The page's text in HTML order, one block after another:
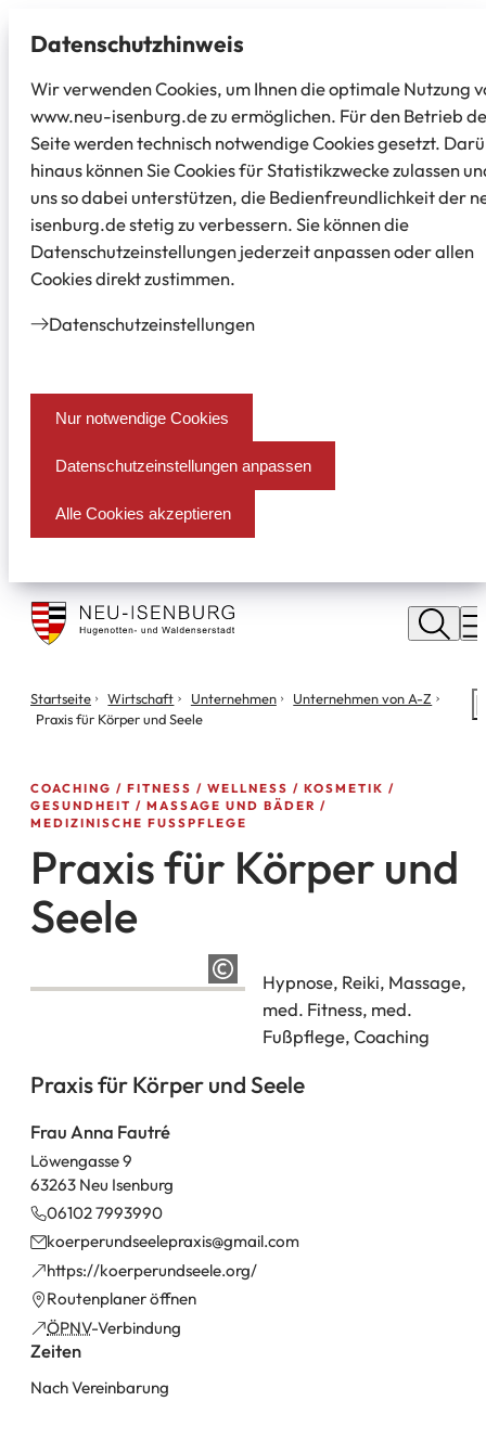
Datenschutz­hinweis
Wir verwenden Cookies, um Ihnen die optimale Nutzung
www.neu-isenburg.de zu ermöglichen. Für den Betrieb
Seite werden technisch notwendige Cookies gesetzt.
hinaus können Sie Cookies für Statistikzwecke zulassen
uns so dabei unterstützen, die Bedienfreundlichkeit der
isenburg.de stetig zu verbessern. Sie können die
Datenschutzeinstellungen jederzeit anpassen oder allen
Cookies direkt zustimmen.
Datenschutz­einstellungen
Nur notwendige Cookies
Datenschutzeinstellungen anpassen
Alle Cookies akzeptieren
Stadt
Neu
Isenburg
Sie
befinden
Startseite Wirtschaft Unternehmen
Unternehmen von A-Z
Praxis für Körper und Seele
COACHING
FITNESS / WELLNESS / KOSMETIK
GESUNDHEIT
MASSAGE UND BÄDER
MEDIZINISCHE FUSSPFLEGE
Praxis für Körper und
Seele
Hypnose, Reiki, Massage,
med. Fitness, med.
Fußpflege, Coaching
Praxis für Körper und Seele
Frau Anna Fautré
Löwengasse 9
63263 Neu Isenburg
06102 7993990
koerperundseelepraxis gmail com
https://koerperundseele.org/
(Öffnet
in
einem
neuen
Tab)
Routenplaner öffnen
(Öffnet
in
einem
Tab)
ÖPNV-Verbindung
(Öffnet
in
neuen
Zeiten
Nach Vereinbarung